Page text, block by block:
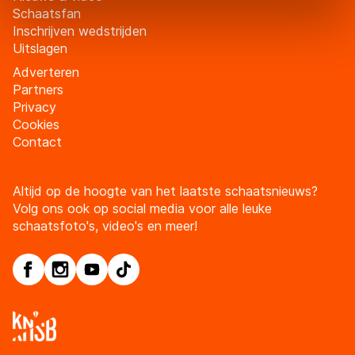
Door op ‘Toestaan’ te klikken, stemt u in met deze
overdracht. Meer informatie vindt u in ons
Schaatsfan
Inschrijven wedstrijden
Uitslagen
Adverteren
Partners
Privacy
Cookies
Contact
Altijd op de hoogte van het laatste schaatsnieuws?
Volg ons ook op social media voor alle leuke
schaatsfoto's, video's en meer!